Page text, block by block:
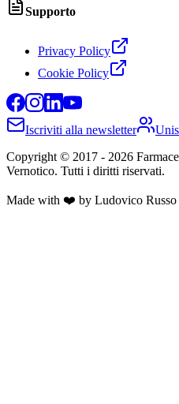
Supporto
Privacy Policy
Cookie Policy
Iscriviti alla newsletter
Copyright © 2017 - 2026
Vernotico. Tutti i diritti riservati.
Made with ❤️ by Ludovico Russo